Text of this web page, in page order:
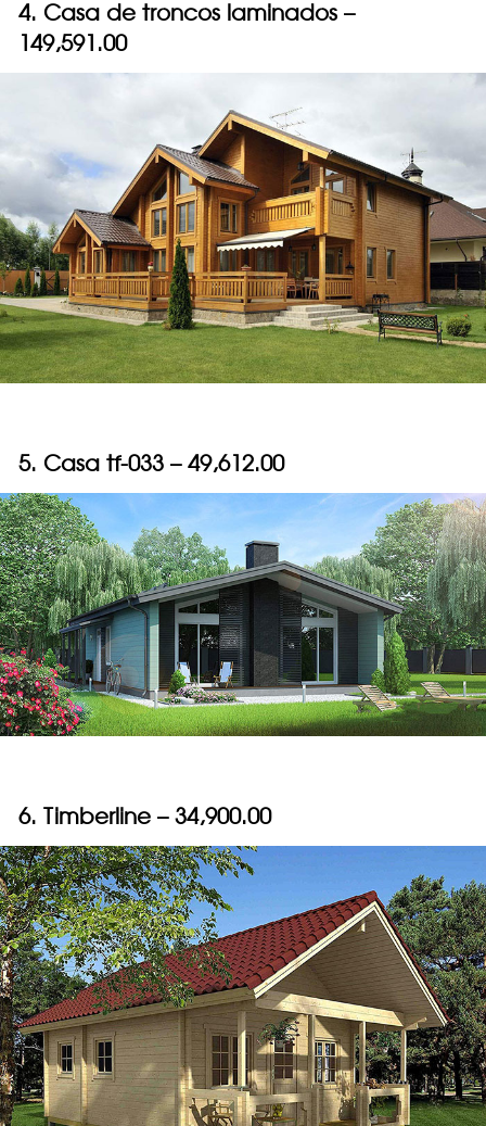
4. Casa de troncos laminados –
149,591.00
5. Casa tf-033 – 49,612.00
6. Timberline – 34,900.00